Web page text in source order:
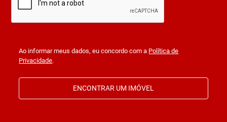
Ao informar meus dados, eu concordo com a Política de
Privacidade.
ENCONTRAR UM IMÓVEL